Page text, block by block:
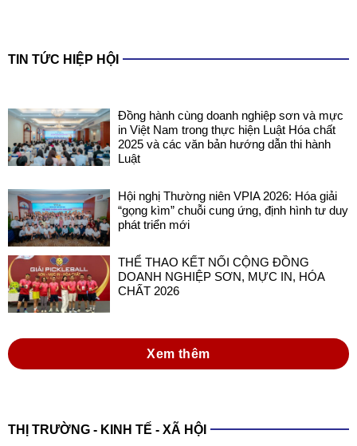
TIN TỨC HIỆP HỘI
Đồng hành cùng doanh nghiệp sơn và mực
in Việt Nam trong thực hiện Luật Hóa chất
2025 và các văn bản hướng dẫn thi hành
Luật
Hội nghị Thường niên VPIA 2026: Hóa giải
“gọng kìm” chuỗi cung ứng, định hình tư duy
phát triển mới
THỂ THAO KẾT NỐI CỘNG ĐỒNG
DOANH NGHIỆP SƠN, MỰC IN, HÓA
CHẤT 2026
Xem thêm
THỊ TRƯỜNG - KINH TẾ - XÃ HỘI